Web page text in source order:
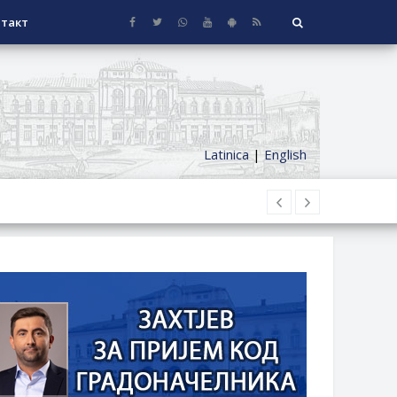
Latinica|English
КУЋЕ СА ОКУЋНИЦОМ НА
БОРАЧКИ ДОДАТАК ЗА